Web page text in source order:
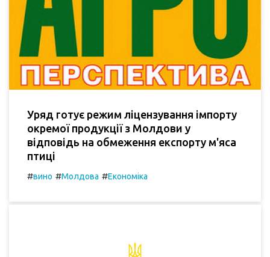
Уряд готує режим ліцензування імпорту
окремої продукції з Молдови у
відповідь на обмеження експорту м'яса
птиці
#вино #Молдова #Економіка